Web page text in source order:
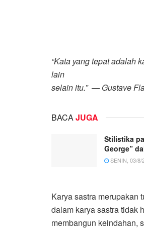
“Kata yang tepat adalah
lain
selain itu.” — Gustave
BACAJUGA
Stilistika
George”
SENIN, 03/8/
Karya sastra merupakan
dalam karya sastra tidak
membangun keindahan,